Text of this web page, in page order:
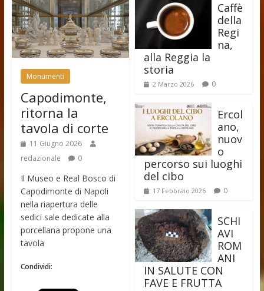
Monumenti
Capodimonte,
ritorna la
tavola di corte
11 Giugno 2026
redazionale
0
Il Museo e Real Bosco di
Capodimonte di Napoli
nella riapertura delle
sedici sale dedicate alla
porcellana propone una
tavola
Condividi:
Caffè
della
Regi
na,
alla Reggia la
storia
2 Marzo 2026 0
Ercol
ano,
nuov
o
percorso sui luoghi
del cibo
17 Febbraio 2026 0
SCHI
AVI
ROM
ANI
IN SALUTE CON
FAVE E FRUTTA